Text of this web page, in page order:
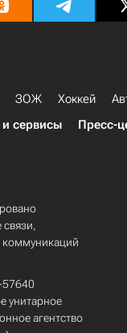
ЗОЖ Хоккей
сервисы Пресс-
унитарное
агентство